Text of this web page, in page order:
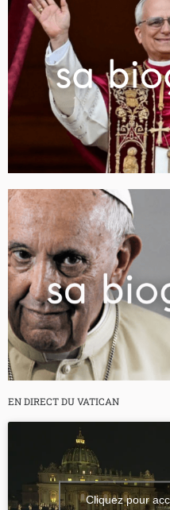
EN DIRECT DU VATICAN
Cliquez pour